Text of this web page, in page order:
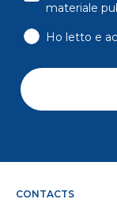
materiale
Ho letto e
CONTACTS